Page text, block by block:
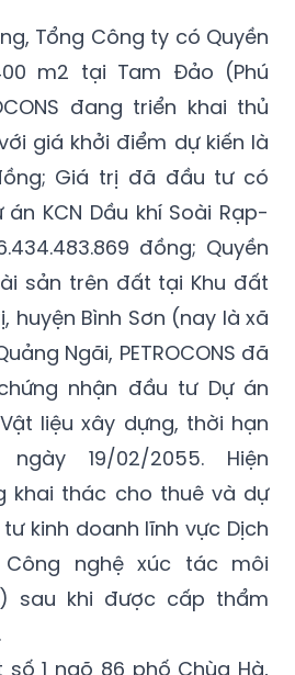
m2 tại Tam Đảo (Phú
đang triển khai thủ
giá khởi điểm dự kiến là
đồng; Giá trị đã đầu tư có
KCN Dầu khí Soài Rạp-
đồng; Quyền
sản trên đất tại Khu đất
huyện Bình Sơn (nay là xã
Ngãi, PETROCONS đã
nhận đầu tư Dự án
liệu xây dựng, thời hạn
19/02/2055. Hiện
khai thác cho thuê và dự
kinh doanh lĩnh vực Dịch
nghệ xúc tác môi
sau khi được cấp thẩm
1 ngõ 86 phố Chùa Hà,
PETROCONS đang hỗ